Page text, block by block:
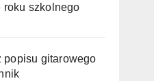
roku szkolnego
popisu gitarowego